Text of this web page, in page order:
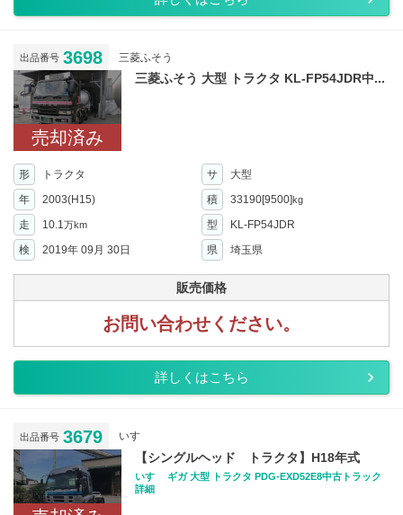
出品番号 3698 三菱ふそう
売却済み
三菱ふそう 大型 トラクタ KL-FP54JDR中...
形 トラクタ サ
大型
年
2003(H15) 積 33190[9500]kg
走 10.1万km 型
KL-FP54JDR
検
2019年 09月 30日 県 埼玉県
販売価格
お問い合わせください。
詳しくはこちら
出品番号 3679 いすゞ
【シングルヘッド トラクタ】H18年式
いすゞ ギガ 大型 トラクタ PDG-EXD52E8中古トラック
詳細